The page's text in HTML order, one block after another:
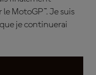
MotoGP™. Je suis
je continuerai